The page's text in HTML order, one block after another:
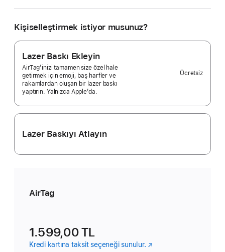
almak
Tekli
paket
Selected)
Kişiselleştirmek istiyor musunuz?
Lazer Baskı Ekleyin
AirTag’inizi tamamen size özel hale
getirmek için emoji, baş harfler ve
rakamlardan oluşan bir lazer baskı
yaptırın. Yalnızca Apple’da.
Ücretsiz
Lazer Baskıyı Atlayın
AirTag
1.599,00 TL
Kredi kartına taksit seçeneği sunulur.